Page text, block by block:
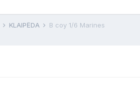
KLAIPĖDA B coy 1/6 Marines